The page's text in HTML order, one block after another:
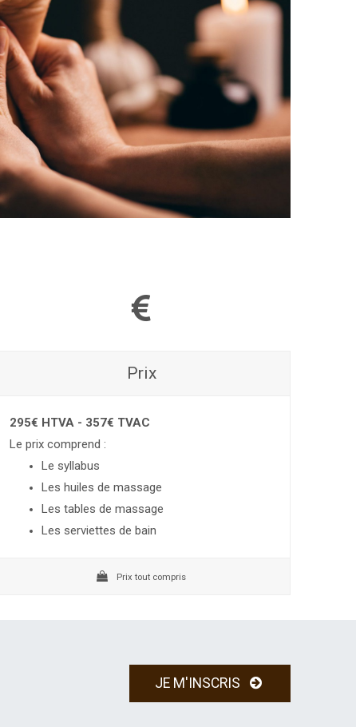
Prix
295€ HTVA - 357€ TVAC
Le prix comprend :
Le syllabus
Les huiles de massage
Les tables de massage
Les serviettes de bain
Prix tout compris
JE M'INSCRIS